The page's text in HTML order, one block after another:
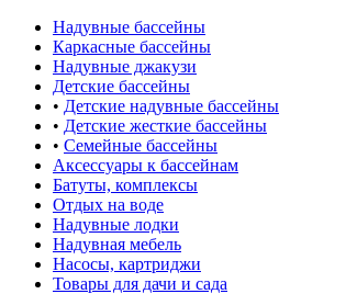
Надувные бассейны
Каркасные бассейны
Надувные джакузи
Детские бассейны
• Детские надувные бассейны
• Детские жесткие бассейны
• Семейные бассейны
Аксессуары к бассейнам
Батуты, комплексы
Отдых на воде
Надувные лодки
Надувная мебель
Насосы, картриджи
Товары для дачи и сада